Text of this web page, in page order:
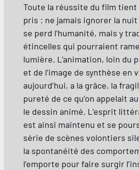
Toute la réussite du film
pris : ne jamais ignorer la nuit
se perd l’humanité, mais y
étincelles qui pourraient
lumière. L’animation, loin du
et de l’image de synthèse en
aujourd’hui, a la grâce, la
pureté de ce qu’on appelait
le dessin animé. L’esprit
est ainsi maintenu et se
série de scènes volontiers
la spontanéité des
l’emporte pour faire surgir